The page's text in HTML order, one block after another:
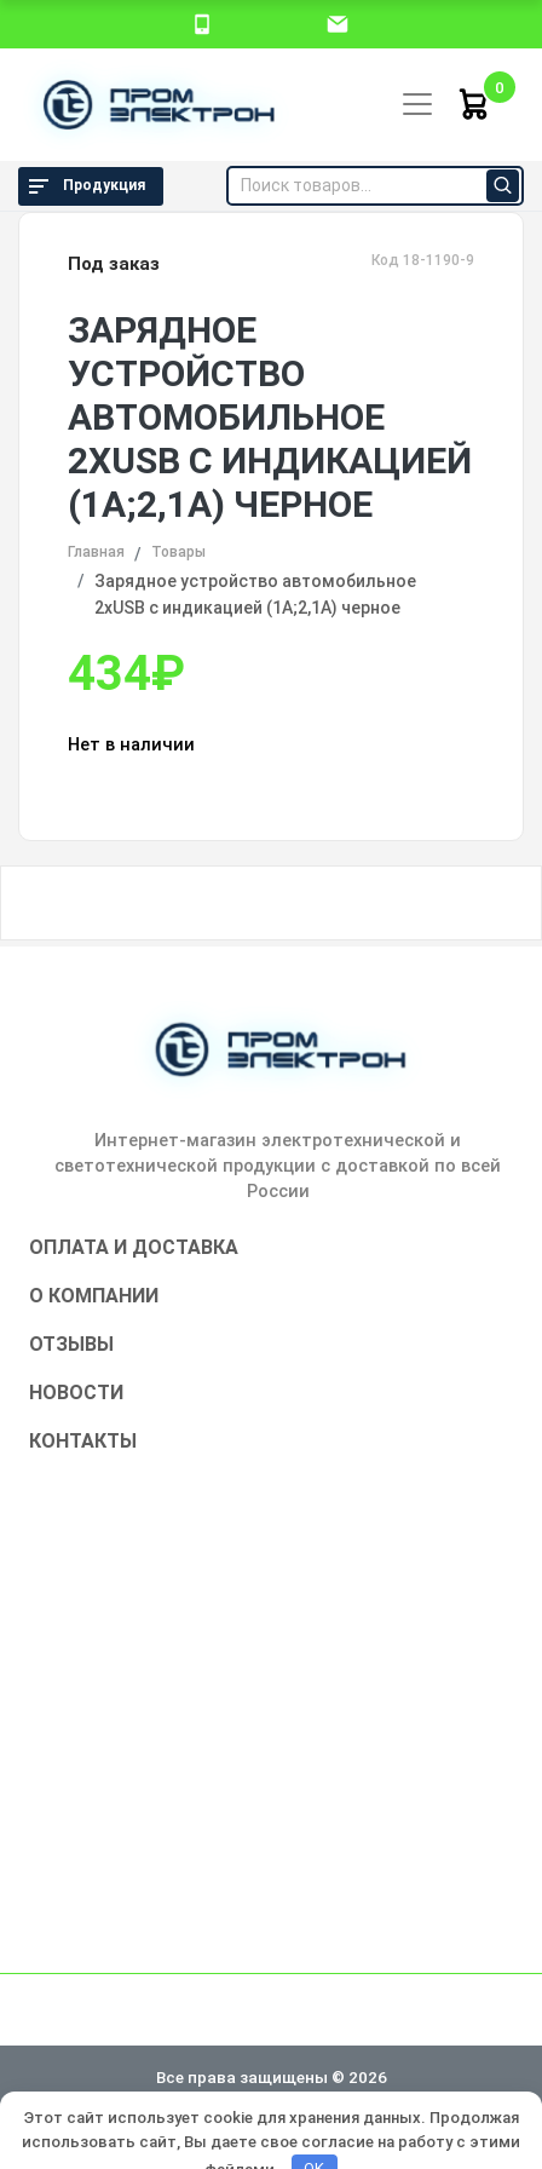
0
Продукция
Под заказ Код 18-1190-9
ЗАРЯДНОЕ
УСТРОЙСТВО
АВТОМОБИЛЬНОЕ
2XUSB С ИНДИКАЦИЕЙ
(1A;2,1А) ЧЕРНОЕ
Главная Товары
Зарядное устройство автомобильное
2xUSB с индикацией (1A;2,1А) черное
434₽
Нет в наличии
Интернет-магазин электротехнической и
светотехнической продукции с доставкой по всей
России
ОПЛАТА И ДОСТАВКА
О КОМПАНИИ
ОТЗЫВЫ
НОВОСТИ
КОНТАКТЫ
Все права защищены © 2026
Политика конфиденциальности
Этот сайт использует cookie для хранения данных. Продолжая
использовать сайт, Вы даете свое согласие на работу с этими